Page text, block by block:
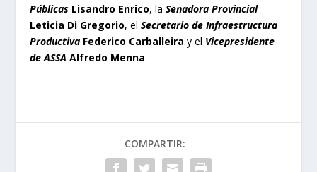
Públicas Lisandro Enrico, laSenadora Provincial
Leticia Di Gregorio, elSecretario de Infraestructura
Productiva Federico Carballeira y el Vicepresidente
de ASSA Alfredo Menna.
COMPARTIR: